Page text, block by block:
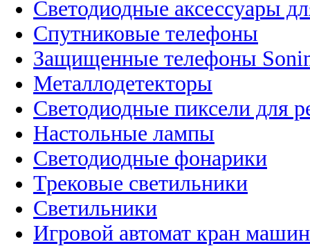
Светодиодные аксессуары
Спутниковые телефоны
Защищенные телефоны
Металлодетекторы
Светодиодные пиксели для
Настольные лампы
Светодиодные фонарики
Трековые светильники
Светильники
Игровой автомат кран